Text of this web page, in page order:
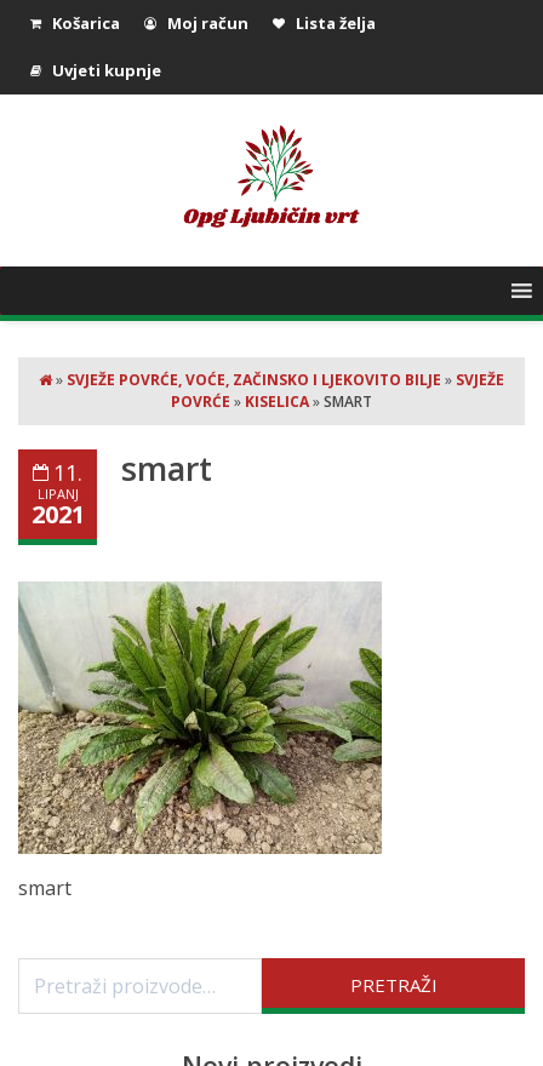
Košarica Moj račun Lista želja
Uvjeti kupnje
» SVJEŽE POVRĆE, VOĆE, ZAČINSKO I LJEKOVITO BILJE » SVJEŽE
POVRĆE » KISELICA»SMART
smart
11.
LIPANJ
2021
smart
PRETRAŽI